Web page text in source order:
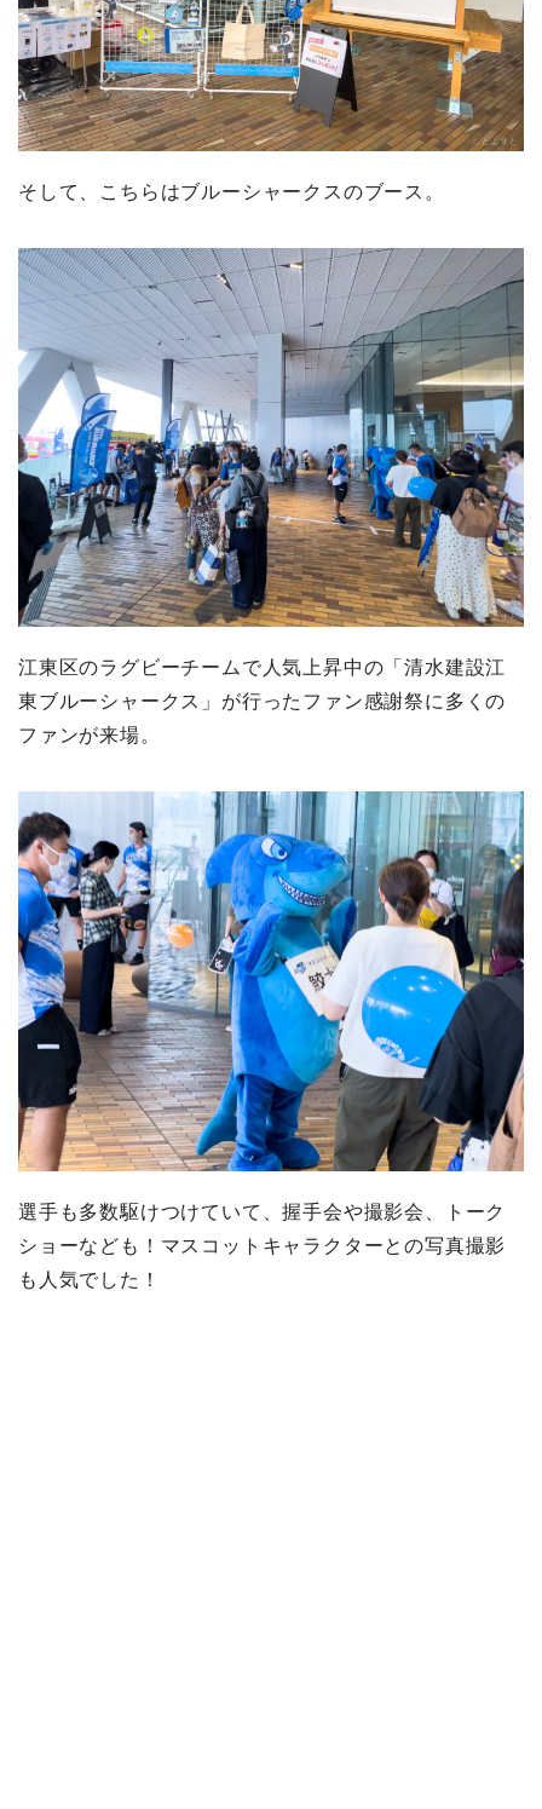
そして、こちらはブルーシャークスのブース。
江東区のラグビーチームで人気上昇中の「清水建設江
東ブルーシャークス」が行ったファン感謝祭に多くの
ファンが来場。
選手も多数駆けつけていて、握手会や撮影会、トーク
ショーなども！マスコットキャラクターとの写真撮影
も人気でした！